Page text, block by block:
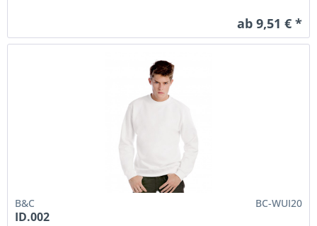
ab 9,51 € *
B&C BC-WUI20
ID.002